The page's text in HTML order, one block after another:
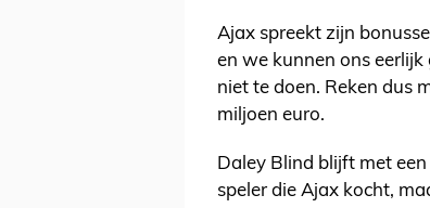
Ajax spreekt zijn
en we kunnen ons
niet te doen. Reken dus
miljoen euro.
Daley Blind blijft met
speler die Ajax kocht,